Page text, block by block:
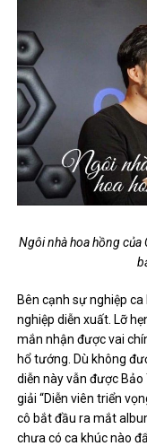
Ngôi nhà hoa hồng của
Bên cạnh sự nghiệp
nghiệp diễn xuất. Lỡ
mắn nhận được vai
hổ tướng. Dù không
diễn này vẫn được
giải “Diễn viên triển
cô bắt đầu ra mắt
chưa có ca khúc nào